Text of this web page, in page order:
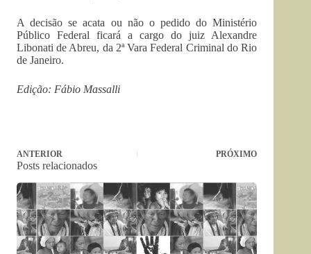
A decisão se acata ou não o pedido do Ministério
Público Federal ficará a cargo do juiz Alexandre
Libonati de Abreu, da 2ª Vara Federal Criminal do Rio
de Janeiro.
Edição: Fábio Massalli
ANTERIOR PRÓXIMO
Posts relacionados